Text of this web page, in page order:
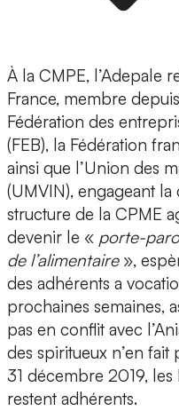
À la CMPE, l’Adepale
France, membre
Fédération des
(FEB), la Fédération
ainsi que l’Union des
(UMVIN), engageant
structure de la CPME
devenir le « porte-
de l’alimentaire»,
des adhérents a
prochaines semaines,
pas en conflit avec
des spiritueux n’en
31 décembre 2019, les
restent adhérents.